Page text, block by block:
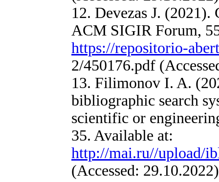
12. Devezas J.
ACM SIGIR Forum,
https://repositorio-
2/450176.pdf
13. Filimonov I. A.
bibliographic search
scientific or
35. Available at:
http://mai.ru//upload/
(Accessed: